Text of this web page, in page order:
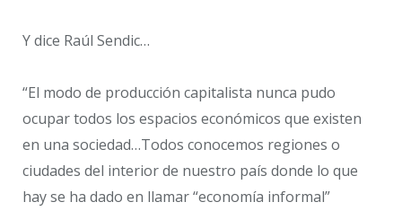
Y dice Raúl Sendic…
“El modo de producción capitalista nunca pudo
ocupar todos los espacios económicos que existen
en una sociedad…Todos conocemos regiones o
ciudades del interior de nuestro país donde lo que
hay se ha dado en llamar “economía informal”